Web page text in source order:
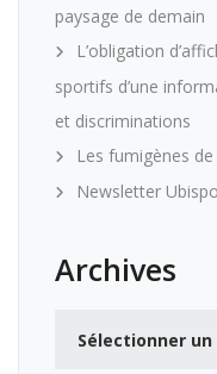
paysage de demain
L’obligation
sportifs d’une
et discriminations
Les fumigènes
Newsletter
Archives